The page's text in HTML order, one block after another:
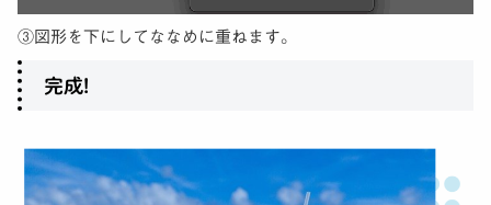
③図形を下にしてななめに重ねます。
完成!